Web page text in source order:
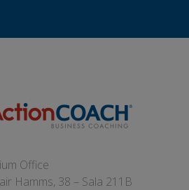
Office
Hamms, 38 – Sala 211B